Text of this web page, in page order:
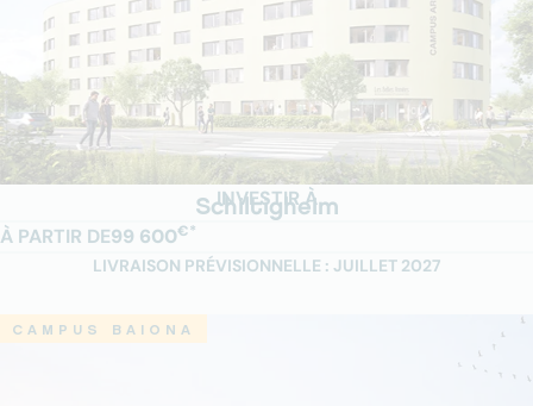
INVESTIR À
Schiltigheim
À PARTIR DE99 600€*
LIVRAISON PRÉVISIONNELLE : JUILLET 2027
CAMPUS BAIONA